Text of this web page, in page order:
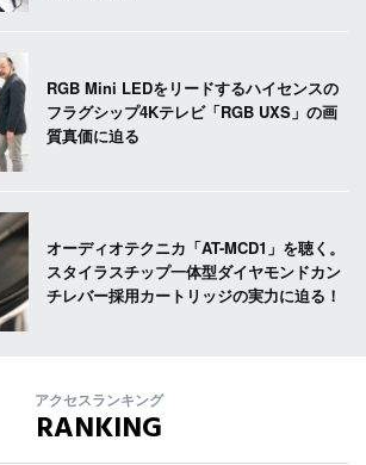
RGB Mini LEDをリードするハイセンスの
フラグシップ4Kテレビ「RGB UXS」の画
質真価に迫る
オーディオテクニカ「AT-MCD1」を聴く。
スタイラスチップ一体型ダイヤモンドカン
チレバー採用カートリッジの実力に迫る！
アクセスランキング
RANKING